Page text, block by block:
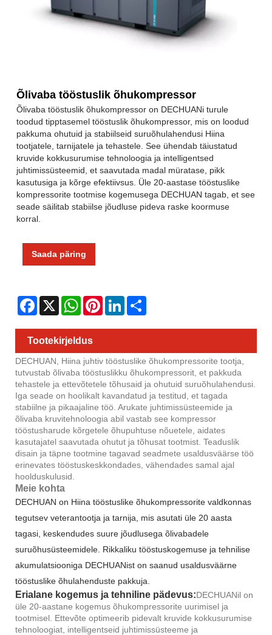
Õlivaba tööstuslik õhukompressor
Õlivaba tööstuslik õhukompressor on DECHUANi turule
toodud tipptasemel tööstuslik õhukompressor, mis on loodud
pakkuma ohutuid ja stabiilseid suruõhulahendusi Hiina
tootjatele, tarnijatele ja tehastele. See ühendab täiustatud
kruvide kokkusurumise tehnoloogia ja intelligentsed
juhtimissüsteemid, et saavutada madal müratase, pikk
kasutusiga ja kõrge efektiivsus. Üle 20-aastase tööstuslike
kompressorite tootmise kogemusega DECHUAN tagab, et see
seade säilitab stabiilse jõudluse pideva raske koormuse
korral.
Saada päring
Facebook
X WhatsAppPinterestLinkedIn
Tootekirjeldus
DECHUAN, Hiina juhtiv tööstuslike õhukompressorite tootja,
tutvustab õlivaba tööstuslikku õhukompressorit, et pakkuda
tehastele ja ettevõtetele tõhusaid ja ohutuid suruõhulahendusi.
Iga seade on hoolikalt kavandatud ja testitud, et tagada
stabiilne ja pikaajaline töö. Arukate juhtimissüsteemide ja
õlivaba kruvitehnoloogia abil vastab see kompressor
tööstusharude kõrgetele õhupuhtuse nõuetele, aidates
kasutajatel saavutada ohutut ja tõhusat tootmist. Teaduslik
disain ja täpne tootmine tagavad seadmete usaldusväärse töö
erinevates tööstuskeskkondades, vähendades samal ajal
hoolduskulusid.
Meie kohta
DECHUAN on Hiina tööstuslike õhukompressorite valdkonnas
tegutsev veterantootja ja tarnija, mis asutati üle 20 aasta
tagasi, keskendudes suure jõudlusega õlivabadele
suruõhusüsteemidele. Rikkaliku tööstuskogemuse ja tehnilise
akumulatsiooniga DECHUANist on saanud usaldusväärne
tööstuslike õhulahenduste pakkuja.
Erialane kogemus ja tehniline pädevus:DECHUANil on
üle 20-aastane kogemus õhukompressorite uurimisel ja
tootmisel. Ettevõte optimeerib pidevalt kruvide kokkusurumise
tehnoloogiat, intelligentseid juhtimissüsteeme ja